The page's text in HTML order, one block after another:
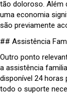
tão doloroso. Além
uma economia
são previamente
## Assistência
Outro ponto
a assistência
disponível 24 horas
todo o suporte